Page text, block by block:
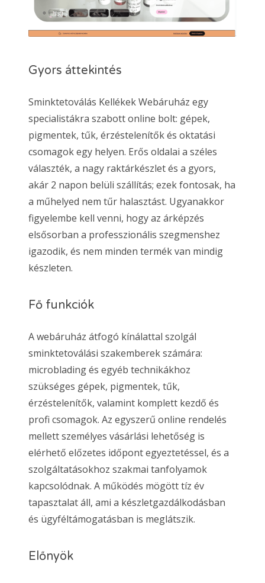
Gyors áttekintés
Sminktetoválás Kellékek Webáruház egy
specialistákra szabott online bolt: gépek,
pigmentek, tűk, érzéstelenítők és oktatási
csomagok egy helyen. Erős oldalai a széles
választék, a nagy raktárkészlet és a gyors,
akár 2 napon belüli szállítás; ezek fontosak, ha
a műhelyed nem tűr halasztást. Ugyanakkor
figyelembe kell venni, hogy az árképzés
elsősorban a professzionális szegmenshez
igazodik, és nem minden termék van mindig
készleten.
Fő funkciók
A webáruház átfogó kínálattal szolgál
sminktetoválási szakemberek számára:
microblading és egyéb technikákhoz
szükséges gépek, pigmentek, tűk,
érzéstelenítők, valamint komplett kezdő és
profi csomagok. Az egyszerű online rendelés
mellett személyes vásárlási lehetőség is
elérhető előzetes időpont egyeztetéssel, és a
szolgáltatásokhoz szakmai tanfolyamok
kapcsolódnak. A működés mögött tíz év
tapasztalat áll, ami a készletgazdálkodásban
és ügyféltámogatásban is meglátszik.
Előnyök